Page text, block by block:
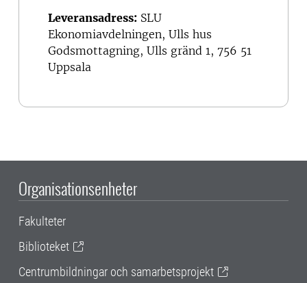
Leveransadress: SLU
Ekonomiavdelningen, Ulls hus
Godsmottagning, Ulls gränd 1, 756 51
Uppsala
Organisationsenheter
Fakulteter
Biblioteket
Centrumbildningar och samarbetsprojekt